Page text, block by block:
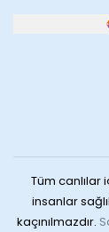
Tüm canlılar
insanlar
kaçınılmazdır.